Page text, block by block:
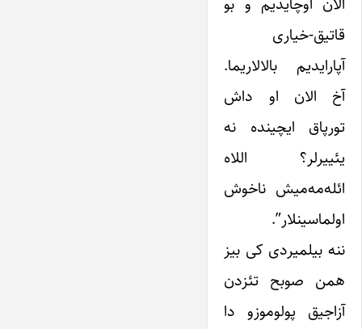
قاتیق-خیاری
آپارایدیم بالالاریما.
آخ الان او داش
تورپاق ایچینده نه
یئییرلر؟ اللاه
ائله‌مه‌میش ناخوش
اولماسینلار”.
ننه بیلمیردی کی بیز
همن صوبح تئزدن
آزاجیق پولوموزو دا